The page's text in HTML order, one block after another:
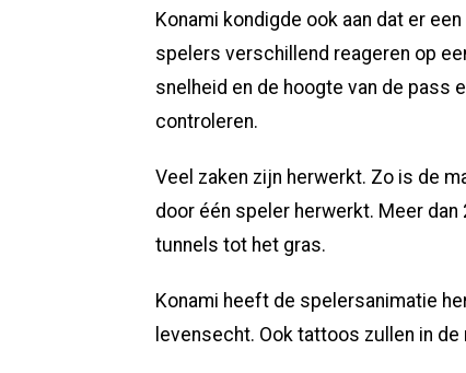
Konami kondigde ook aan dat er
spelers verschillend reageren op
snelheid en de hoogte van de pass
controleren.
Veel zaken zijn herwerkt. Zo is de
door één speler herwerkt. Meer
tunnels tot het gras.
Konami heeft de spelersanimatie
levensecht. Ook tattoos zullen in